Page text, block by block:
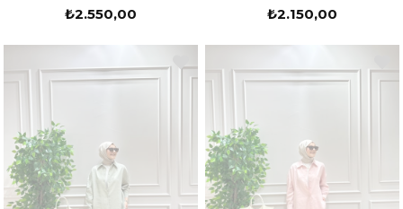
₺2.550,00 ₺2.150,00